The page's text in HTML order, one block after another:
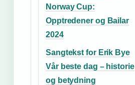
Norway Cup:
Opptredener og Bailar
2024
Sangtekst for Erik Bye
Vår beste dag – historie
og betydning